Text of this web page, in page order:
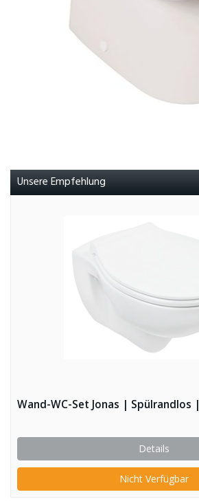
Unsere Empfehlung
Wand-WC-Set Jonas | Spülrandlos |
Details
Nicht Verfügbar